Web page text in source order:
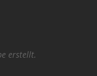
erstellt.